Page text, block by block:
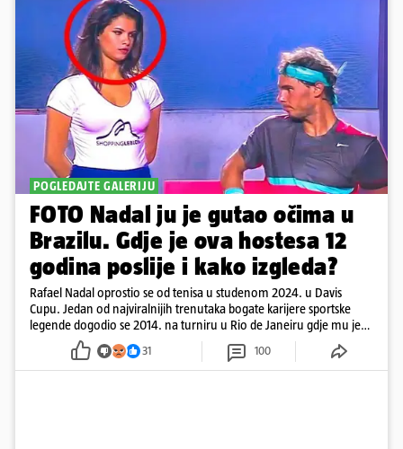
POGLEDAJTE GALERIJU
FOTO Nadal ju je gutao očima u
Brazilu. Gdje je ova hostesa 12
godina poslije i kako izgleda?
Rafael Nadal oprostio se od tenisa u studenom 2024. u Davis
Cupu. Jedan od najviralnijih trenutaka bogate karijere sportske
legende dogodio se 2014. na turniru u Rio de Janeiru gdje mu je
pažnju odvlačila ljepotica iza klupe
31 100